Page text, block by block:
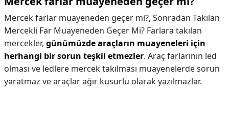
Mercek farlar muayeneden geçer mi?, Sonradan Takılan
Mercekli Far Muayeneden Geçer Mi? Farlara takılan
mercekler, günümüzde araçların muayeneleri için
herhangi bir sorun teşkil etmezler. Araç farlarının led
olması ve ledlere mercek takılması muayenelerde sorun
yaratmaz ve araçlar ağır kusurlu olarak yazılmazlar.